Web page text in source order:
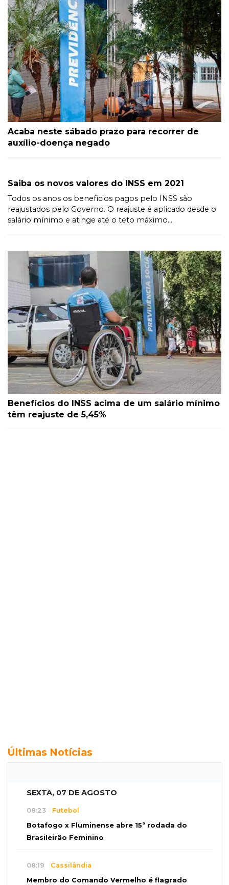
Acaba neste sábado prazo para recorrer de
auxílio-doença negado
Saiba os novos valores do INSS em 2021
Todos os anos os benefícios pagos pelo INSS são
reajustados pelo Governo. O reajuste é aplicado desde o
salário mínimo e atinge até o teto máximo....
Benefícios do INSS acima de um salário mínimo
têm reajuste de 5,45%
Últimas Notícias
SEXTA, 07 DE AGOSTO
08:23 Futebol
Botafogo x Fluminense abre 15ª rodada do
Brasileirão Feminino
08:19 Cassilândia
Membro do Comando Vermelho é flagrado